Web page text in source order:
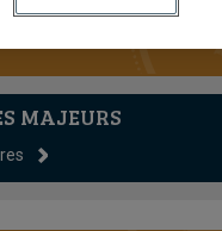
CHAIRE
MAJEURS